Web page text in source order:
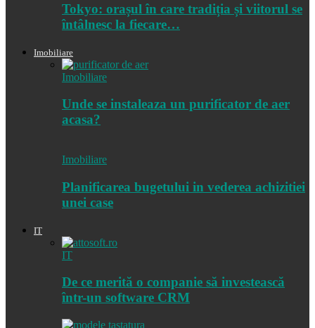
Tokyo: orașul în care tradiția și viitorul se
întâlnesc la fiecare…
Imobiliare
Imobiliare
Unde se instaleaza un purificator de aer
acasa?
Imobiliare
Planificarea bugetului in vederea achizitiei
unei case
IT
IT
De ce merită o companie să investească
într-un software CRM